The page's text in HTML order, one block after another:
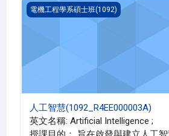
人工智慧(1092_R4EE000003A)
電機工程學系碩士班(1092)
人工智慧(1092_R4EE000003A)
英文名稱: Artificial Intelligence ;